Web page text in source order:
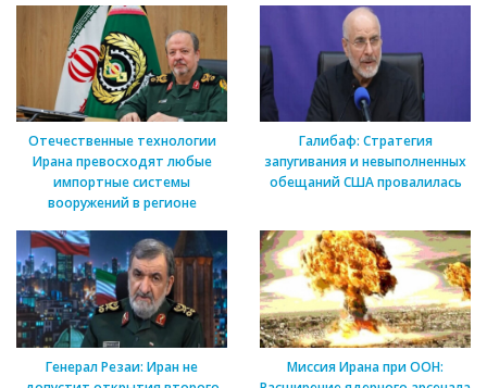
Отечественные технологии
Ирана превосходят любые
импортные системы
вооружений в регионе
Галибаф: Стратегия
запугивания и невыполненных
обещаний США провалилась
Генерал Резаи: Иран не
Миссия Ирана при ООН: